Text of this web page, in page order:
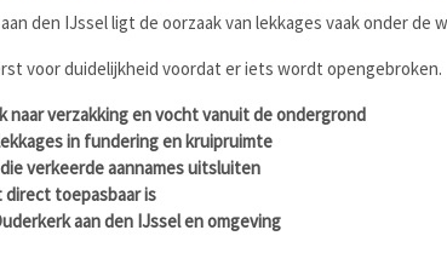
den IJssel ligt de oorzaak van lekkages vaak onder
voor duidelijkheid voordat er iets wordt opengebroken.
naar verzakking en vocht vanuit de ondergrond
in fundering en kruipruimte
verkeerde aannames uitsluiten
direct toepasbaar is
aan den IJssel en omgeving